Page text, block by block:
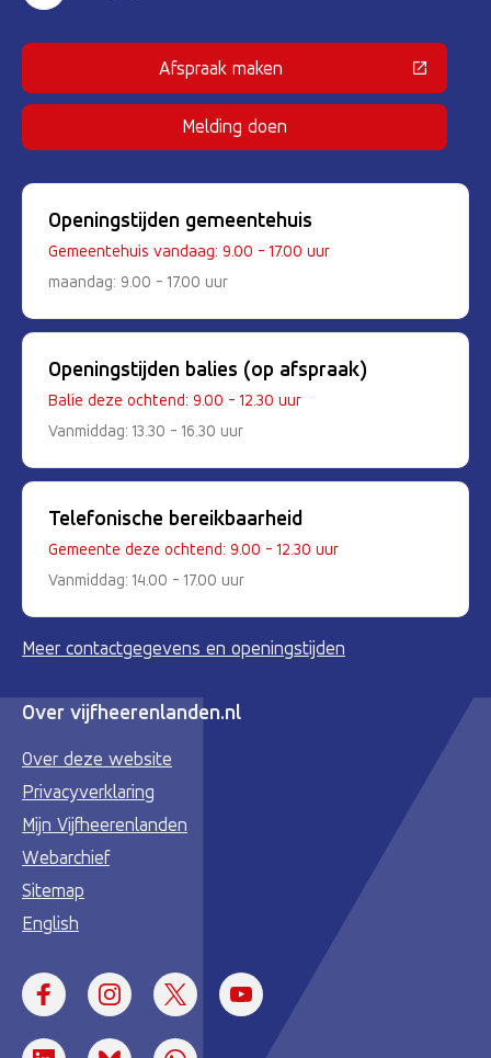
Afspraak maken(Deze link gaat naar een externe
Melding doen
Openingstijden gemeentehuis
Gemeentehuis vandaag: 9.00 - 17.00 uur
maandag: 9.00 - 17.00 uur
Openingstijden balies (op afspraak)
Balie deze ochtend: 9.00 - 12.30 uur
Vanmiddag: 13.30 - 16.30 uur
Telefonische bereikbaarheid
Gemeente deze ochtend: 9.00 - 12.30 uur
Vanmiddag: 14.00 - 17.00 uur
Meer contactgegevens en openingstijden
Over vijfheerenlanden.nl
Over deze website
Privacyverklaring
Mijn Vijfheerenlanden
Webarchief
Sitemap
English